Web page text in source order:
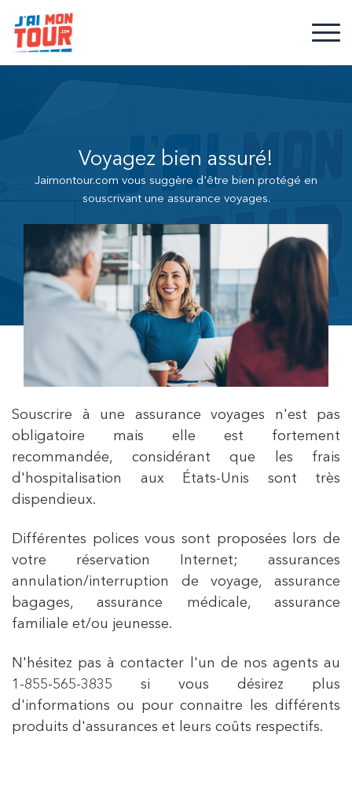
Voyagez bien assuré!
Jaimontour.com vous suggère d'être bien protégé en
souscrivant une assurance voyages.
Souscrire à une assurance voyages n'est pas
obligatoire mais elle est fortement
recommandée, considérant que les frais
d'hospitalisation aux États-Unis sont très
dispendieux.
Différentes polices vous sont proposées lors de
votre réservation Internet; assurances
annulation/interruption de voyage, assurance
bagages, assurance médicale, assurance
familiale et/ou jeunesse.
N'hésitez pas à contacter l'un de nos agents au
1-855-565-3835 si vous désirez plus
d'informations ou pour connaitre les différents
produits d'assurances et leurs coûts respectifs.